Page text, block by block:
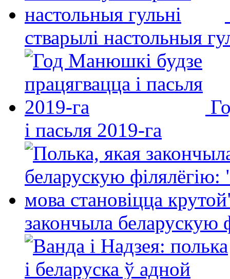
стварылі настольныя
і пасьля 2019-га
закончыла беларускую